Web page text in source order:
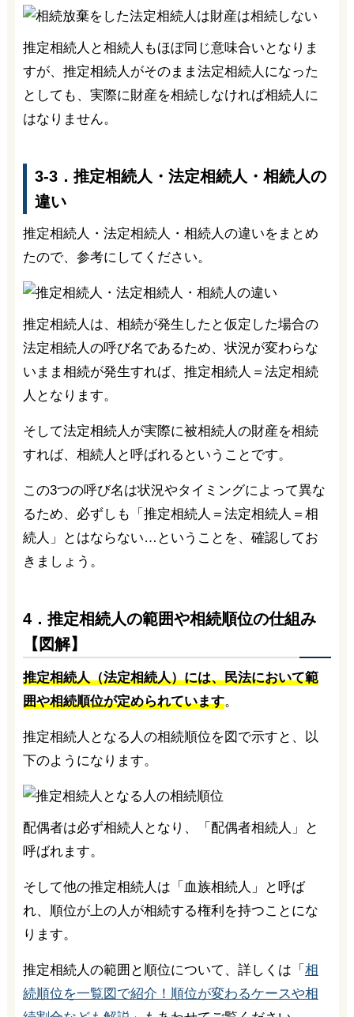
推定相続人と相続人もほぼ同じ意味合いとなりま
すが、推定相続人がそのまま法定相続人になった
としても、実際に財産を相続しなければ相続人に
はなりません。
3-3．推定相続人・法定相続人・相続人の
違い
推定相続人・法定相続人・相続人の違いをまとめ
たので、参考にしてください。
推定相続人は、相続が発生したと仮定した場合の
法定相続人の呼び名であるため、状況が変わらな
いまま相続が発生すれば、推定相続人＝法定相続
人となります。
そして法定相続人が実際に被相続人の財産を相続
すれば、相続人と呼ばれるということです。
この3つの呼び名は状況やタイミングによって異な
るため、必ずしも「推定相続人＝法定相続人＝相
続人」とはならない…ということを、確認してお
きましょう。
4．推定相続人の範囲や相続順位の仕組み
【図解】
推定相続人（法定相続人）には、民法において範
囲や相続順位が定められています。
推定相続人となる人の相続順位を図で示すと、以
下のようになります。
配偶者は必ず相続人となり、「配偶者相続人」と
呼ばれます。
そして他の推定相続人は「血族相続人」と呼ば
れ、順位が上の人が相続する権利を持つことにな
ります。
推定相続人の範囲と順位について、詳しくは「 相
続順位を一覧図で紹介！順位が変わるケースや相